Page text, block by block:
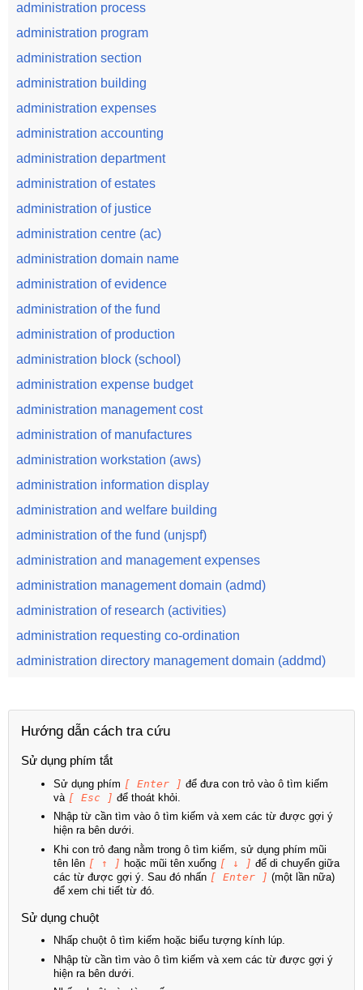
administration process
administration program
administration section
administration building
administration expenses
administration accounting
administration department
administration of estates
administration of justice
administration centre (ac)
administration domain name
administration of evidence
administration of the fund
administration of production
administration block (school)
administration expense budget
administration management cost
administration of manufactures
administration workstation (aws)
administration information display
administration and welfare building
administration of the fund (unjspf)
administration and management expenses
administration management domain (admd)
administration of research (activities)
administration requesting co-ordination
administration directory management domain (addmd)
Hướng dẫn cách tra cứu
Sử dụng phím tắt
Sử dụng phím [ Enter ] để đưa con trỏ vào ô tìm kiếm
và [ Esc ] để thoát khỏi.
Nhập từ cần tìm vào ô tìm kiếm và xem các từ được gợi ý
hiện ra bên dưới.
Khi con trỏ đang nằm trong ô tìm kiếm, sử dụng phím mũi
tên lên [ ↑ ] hoặc mũi tên xuống [ ↓ ] để di chuyển giữa
các từ được gợi ý. Sau đó nhấn [ Enter ] (một lần nữa)
để xem chi tiết từ đó.
Sử dụng chuột
Nhấp chuột ô tìm kiếm hoặc biểu tượng kính lúp.
Nhập từ cần tìm vào ô tìm kiếm và xem các từ được gợi ý
hiện ra bên dưới.